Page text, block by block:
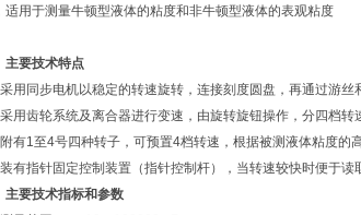
适用于测量牛顿型液体的粘度和非牛顿型液体的表观粘度
主要技术特点
用同步电机以稳定的转速旋转，连接刻度圆盘，再通过游丝
用齿轮系统及离合器进行变速，由旋转旋钮操作，分四档转
有1至4号四种转子，可预置4档转速，根据被测液体粘度的
有指针固定控制装置（指针控制杆），当转速较快时便于读
主要技术指标和参数